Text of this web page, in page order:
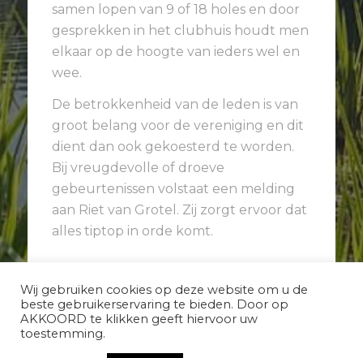
samen lopen van 9 of 18 holes en door
gesprekken in het clubhuis houdt men
elkaar op de hoogte van ieders wel en
wee.
De betrokkenheid van de leden is van
groot belang voor de vereniging en dit
dient dan ook gekoesterd te worden.
Bij vreugdevolle of droeve
gebeurtenissen volstaat een melding
aan Riet van Grotel . Zij zorgt ervoor dat
alles tiptop in orde komt.
Wij gebruiken cookies op deze website om u de
beste gebruikerservaring te bieden. Door op
AKKOORD te klikken geeft hiervoor uw
toestemming.